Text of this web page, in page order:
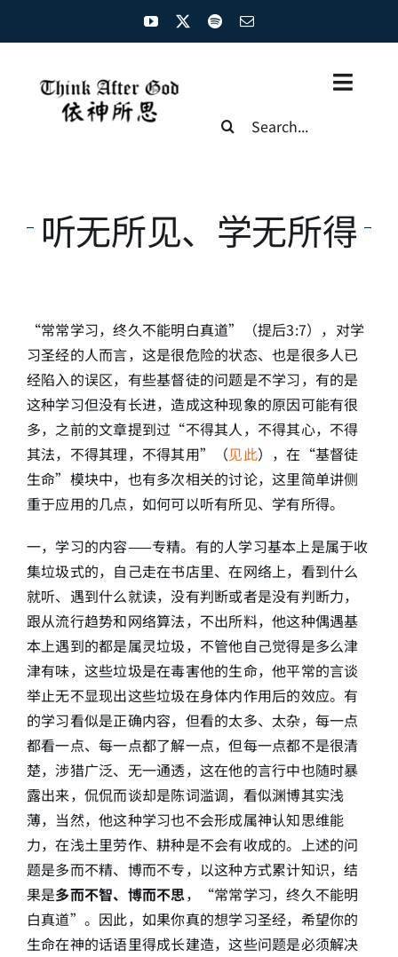
圣经概览
神学概论
圣经解析
简介
下载
Search
听无所见、学无所得
“常常学习，终久不能明白真道”（提后3:7），对学
习圣经的人而言，这是很危险的状态、也是很多人已
经陷入的误区，有些基督徒的问题是不学习，有的是
这种学习但没有长进，造成这种现象的原因可能有很
多，之前的文章提到过“不得其人，不得其心，不得
其法，不得其理，不得其用”（见此），在“基督徒
生命”模块中，也有多次相关的讨论，这里简单讲侧
重于应用的几点，如何可以听有所见、学有所得。
一，学习的内容——专精。有的人学习基本上是属于收
集垃圾式的，自己走在书店里、在网络上，看到什么
就听、遇到什么就读，没有判断或者是没有判断力，
跟从流行趋势和网络算法，不出所料，他这种偶遇基
本上遇到的都是属灵垃圾，不管他自己觉得是多么津
津有味，这些垃圾是在毒害他的生命，他平常的言谈
举止无不显现出这些垃圾在身体内作用后的效应。有
的学习看似是正确内容，但看的太多、太杂，每一点
都看一点、每一点都了解一点，但每一点都不是很清
楚，涉猎广泛、无一通透，这在他的言行中也随时暴
露出来，侃侃而谈却是陈词滥调，看似渊博其实浅
薄，当然，他这种学习也不会形成属神认知思维能
力，在浅土里劳作、耕种是不会有收成的。上述的问
题是多而不精、博而不专，以这种方式累计知识，结
果是多而不智、博而不思，“常常学习，终久不能明
白真道”。因此，如果你真的想学习圣经，希望你的
生命在神的话语里得成长建造，这些问题是必须解决